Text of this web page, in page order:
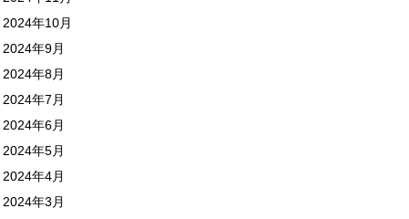
2024年10月
2024年9月
2024年8月
2024年7月
2024年6月
2024年5月
2024年4月
2024年3月